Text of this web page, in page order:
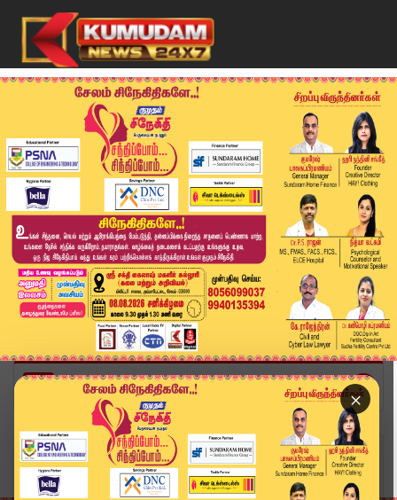
×
Home
வீடியோ ஸ்டோரி
Headlines Now | 6 PM Headlines | 25 DEC 2025 | ...